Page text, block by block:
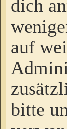
dich
auf
bitte